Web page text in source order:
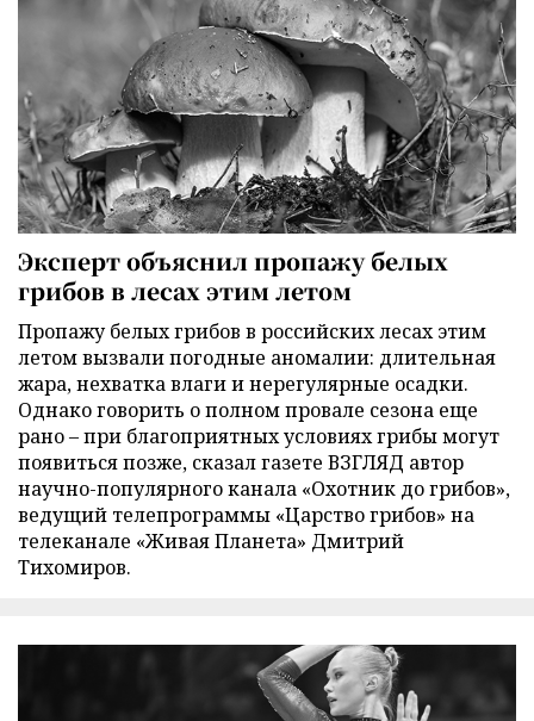
Эксперт объяснил пропажу белых
грибов в лесах этим летом
Пропажу белых грибов в российских лесах этим
летом вызвали погодные аномалии: длительная
жара, нехватка влаги и нерегулярные осадки.
Однако говорить о полном провале сезона еще
рано – при благоприятных условиях грибы могут
появиться позже, сказал газете ВЗГЛЯД автор
научно-популярного канала «Охотник до грибов»,
ведущий телепрограммы «Царство грибов» на
телеканале «Живая Планета» Дмитрий
Тихомиров.